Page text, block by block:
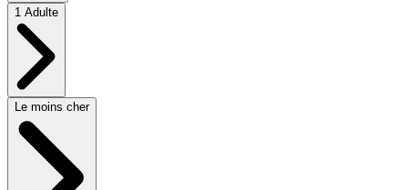
1 Adulte
Le moins cher